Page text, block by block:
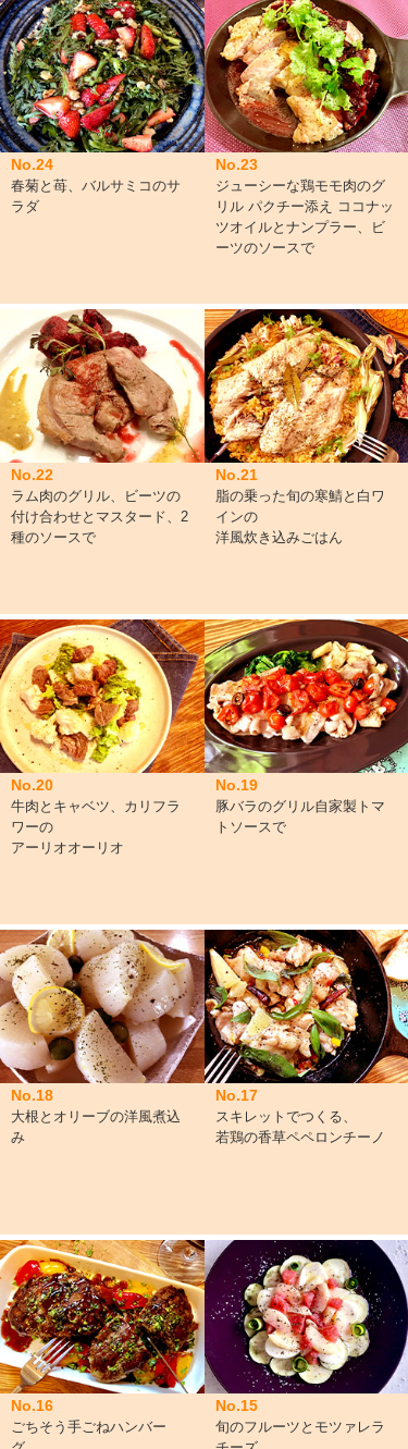
No.24
春菊と苺、バルサミコのサ
ラダ
No.23
ジューシーな鶏モモ肉のグ
リル パクチー添え ココナッ
ツオイルとナンプラー、ビ
ーツのソースで
No.22
ラム肉のグリル、ビーツの
付け合わせとマスタード、2
種のソースで
No.21
脂の乗った旬の寒鯖と白ワ
インの
洋風炊き込みごはん
No.20
牛肉とキャベツ、カリフラ
ワーの
アーリオオーリオ
No.19
豚バラのグリル自家製トマ
トソースで
No.18
大根とオリーブの洋風煮込
み
No.17
スキレットでつくる、
若鶏の香草ペペロンチーノ
No.16
ごちそう手ごねハンバー
No.15
旬のフルーツとモツァレラ